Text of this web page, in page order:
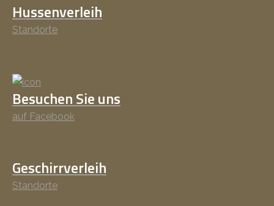
Hussenverleih
Standorte
Besuchen Sie uns
auf Facebook
Geschirrverleih
Standorte